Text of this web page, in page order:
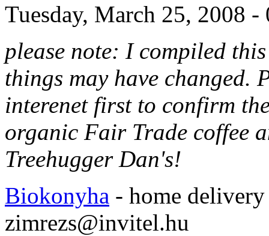
Tuesday, March 25, 2008 -
please note: I compiled
things may have changed.
interenet first to confirm
organic Fair Trade coffee
Treehugger Dan's!
Biokonyha - home
zimrezs@invitel.hu